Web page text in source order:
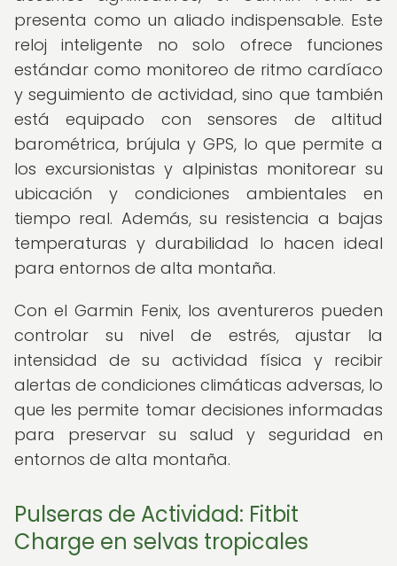
presenta como un aliado indispensable. Este
reloj inteligente no solo ofrece funciones
estándar como monitoreo de ritmo cardíaco
y seguimiento de actividad, sino que también
está equipado con sensores de altitud
barométrica, brújula y GPS, lo que permite a
los excursionistas y alpinistas monitorear su
ubicación y condiciones ambientales en
tiempo real. Además, su resistencia a bajas
temperaturas y durabilidad lo hacen ideal
para entornos de alta montaña.
Con el Garmin Fenix, los aventureros pueden
controlar su nivel de estrés, ajustar la
intensidad de su actividad física y recibir
alertas de condiciones climáticas adversas, lo
que les permite tomar decisiones informadas
para preservar su salud y seguridad en
entornos de alta montaña.
Pulseras de Actividad: Fitbit
Charge en selvas tropicales